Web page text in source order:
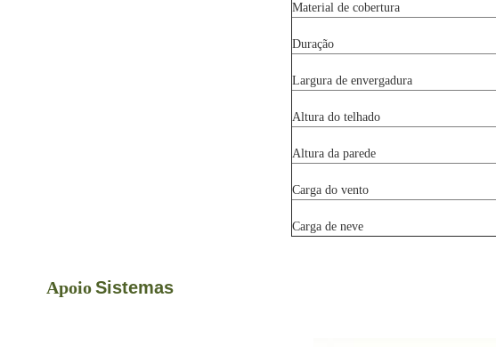
Material de cobertura
Duração
Largura de envergadura
Altura do telhado
Altura da parede
Carga do vento
Carga de neve
ApoioSistemas